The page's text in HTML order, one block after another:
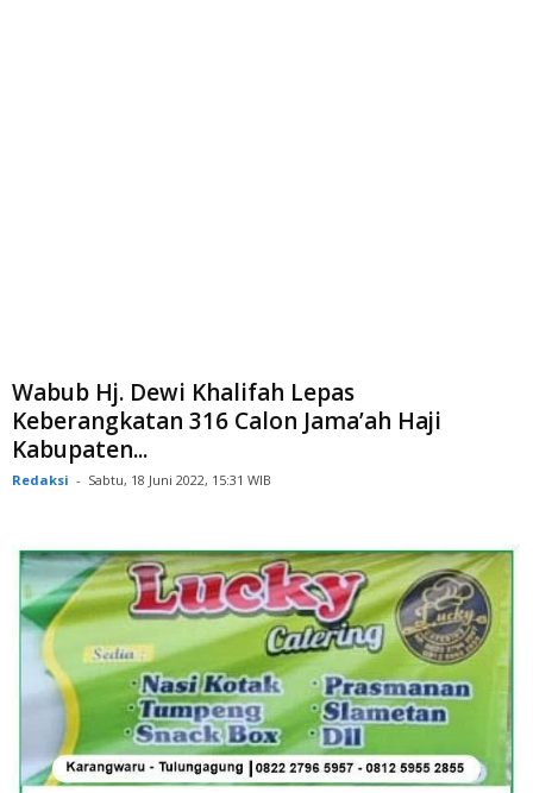
Wabub Hj. Dewi Khalifah Lepas
Keberangkatan 316 Calon Jama’ah Haji
Kabupaten...
Redaksi - Sabtu, 18 Juni 2022, 15:31 WIB